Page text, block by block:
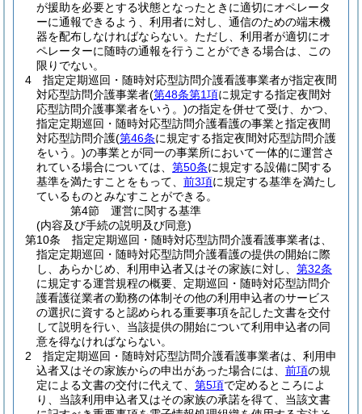
が援助を必要とする状態となったときに適切にオペレータ
ーに通報できるよう、利用者に対し、通信のための端末機
器を配布しなければならない。 ただし、利用者が適切にオ
ペレーターに随時の通報を行うことができる場合は、この
限りでない。
4
指定定期巡回・随時対応型訪問介護看護事業者が指定夜間
対応型訪問介護事業者(第48条第1項に規定する指定夜間対
応型訪問介護事業者をいう。)の指定を併せて受け、かつ、
指定定期巡回・随時対応型訪問介護看護の事業と指定夜間
対応型訪問介護(第46条に規定する指定夜間対応型訪問介護
をいう。)の事業とが同一の事業所において一体的に運営さ
れている場合については、 第50条に規定する設備に関する
基準を満たすことをもって、 前3項に規定する基準を満たし
ているものとみなすことができる。
第4節
運営に関する基準
(内容及び手続の説明及び同意)
第10条
指定定期巡回・随時対応型訪問介護看護事業者は、
指定定期巡回・随時対応型訪問介護看護の提供の開始に際
し、あらかじめ、利用申込者又はその家族に対し、 第32条
に規定する運営規程の概要、定期巡回・随時対応型訪問介
護看護従業者の勤務の体制その他の利用申込者のサービス
の選択に資すると認められる重要事項を記した文書を交付
して説明を行い、当該提供の開始について利用申込者の同
意を得なければならない。
2
指定定期巡回・随時対応型訪問介護看護事業者は、利用申
込者又はその家族からの申出があった場合には、 前項の規
定による文書の交付に代えて、 第5項で定めるところによ
り、当該利用申込者又はその家族の承諾を得て、当該文書